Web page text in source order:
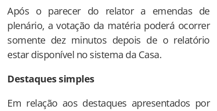
Após o parecer do relator a emendas de
plenário, a votação da matéria poderá ocorrer
somente dez minutos depois de o relatório
estar disponível no sistema da Casa.
Destaques simples
Em relação aos destaques apresentados por